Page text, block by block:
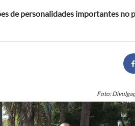
de personalidades importantes no
Foto: